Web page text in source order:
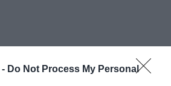
Do Not Process My Personal